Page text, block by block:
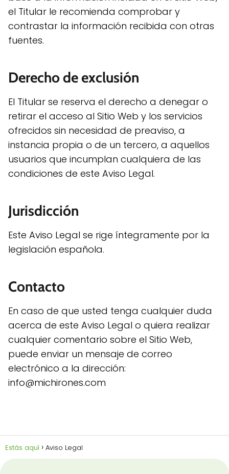
el Titular le recomienda comprobar y
contrastar la información recibida con otras
fuentes.
Derecho de exclusión
El Titular se reserva el derecho a denegar o
retirar el acceso al Sitio Web y los servicios
ofrecidos sin necesidad de preaviso, a
instancia propia o de un tercero, a aquellos
usuarios que incumplan cualquiera de las
condiciones de este Aviso Legal.
Jurisdicción
Este Aviso Legal se rige íntegramente por la
legislación española.
Contacto
En caso de que usted tenga cualquier duda
acerca de este Aviso Legal o quiera realizar
cualquier comentario sobre el Sitio Web,
puede enviar un mensaje de correo
electrónico a la dirección:
info@michirones.com
Estás aquí Aviso Legal